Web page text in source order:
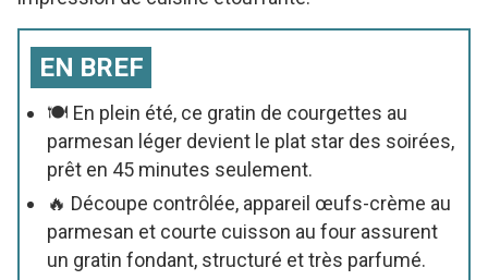
EN BREF
🍽️ En plein été, ce gratin de courgettes au
parmesan léger devient le plat star des soirées,
prêt en 45 minutes seulement.
🔥 Découpe contrôlée, appareil œufs-crème au
parmesan et courte cuisson au four assurent
un gratin fondant, structuré et très parfumé.